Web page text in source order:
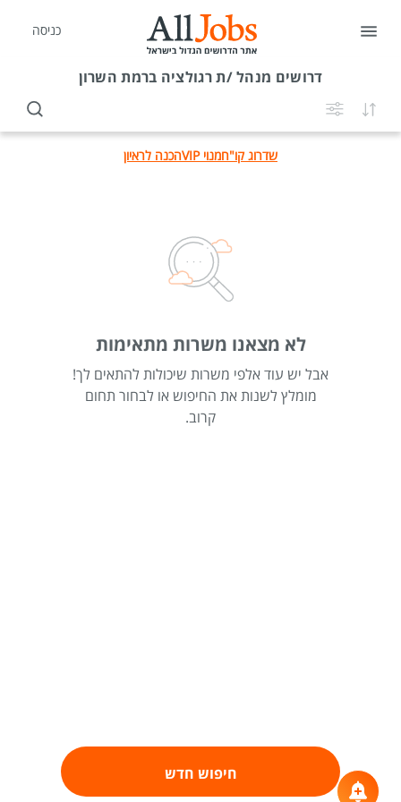
כניסה
דרושים מנהל /ת רגולציה ברמת השרון
שדרוג קו"חמנוי VIP הכנה לראיון
לא מצאנו משרות מתאימות
אבל יש עוד אלפי משרות שיכולות להתאים לך!
מומלץ לשנות את החיפוש או לבחור תחום
קרוב.
חיפוש חדש